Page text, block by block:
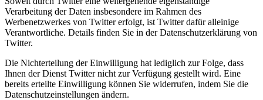
Verarbeitung der Daten insbesondere im Rahmen des
Werbenetzwerkes von Twitter erfolgt, ist Twitter dafür alleinige
Verantwortliche. Details finden Sie in der Datenschutzerklärung von
Twitter.
Die Nichterteilung der Einwilligung hat lediglich zur Folge, dass
Ihnen der Dienst Twitter nicht zur Verfügung gestellt wird. Eine
bereits erteilte Einwilligung können Sie widerrufen, indem Sie die
Datenschutzeinstellungen ändern.